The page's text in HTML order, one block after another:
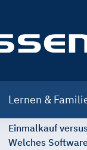
Lernen &
Einmalkauf
Welches